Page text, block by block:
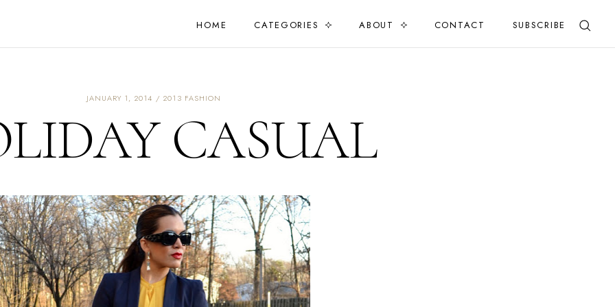
HOME CATEGORIES ABOUT CONTACT SUBSCRIBE
JANUARY 1, 2014 2013 FASHION
CASUAL